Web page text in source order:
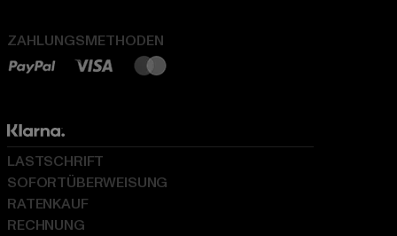
ZAHLUNGSMETHODEN
LASTSCHRIFT
SOFORTÜBERWEISUNG
RATENKAUF
RECHNUNG